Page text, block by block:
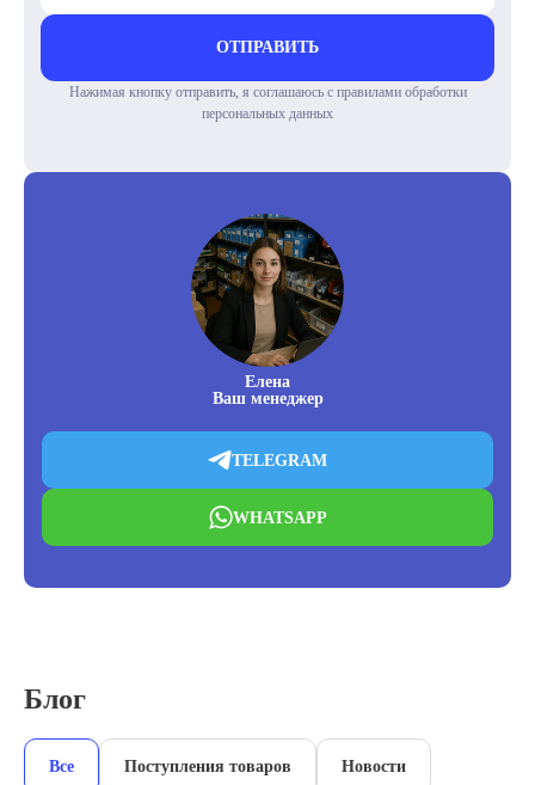
ОТПРАВИТЬ
Нажимая кнопку отправить, я соглашаюсь с правилами обработки
персональных данных
Елена
Ваш менеджер
TELEGRAM
WHATSAPP
Блог
Все Поступления товаров Новости